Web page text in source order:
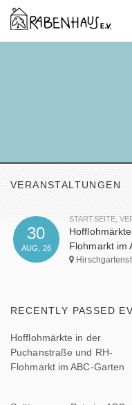
VERANSTALTUNGEN
30
AUG, 26
STARTSEITE ,
Flohmarkt im
RECENTLY PASSED
Hofflohmärkte in der
Puchanstraße und RH-
Flohmarkt im ABC-Garten